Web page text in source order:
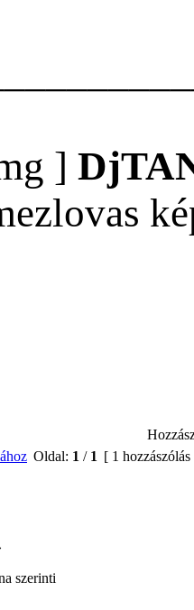
Oldal: 1 / 1 [ 1
szerinti